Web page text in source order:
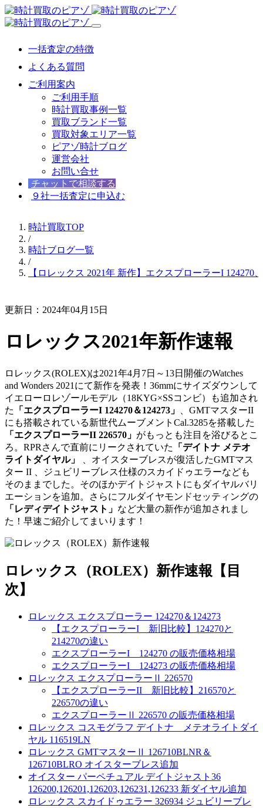
一括査定の特徴
よくある質問
ご利用案内
ご利用手順
時計買取事例一覧
買取ブランド一覧
買取対象エリア一覧
ピアゾ時計ブログ
運営会社
お問い合せ
チャットで相談する
９社一括査定に申込む
時計買取TOP
/
時計ブログ一覧
/
【ロレックス 2021年 新作】エクスプローラーI
更新日：2024年04月15日
ロレックス2021年新作速報
ロレックス(ROLEX)は2021年4月7日～13日開催のWatches
and Wonders 2021にて新作を発表！36mmにサイズダウンして
イエローロレゾールモデル（18KYG×SSコンビ）も追加され
た
「エクスプローラーI 124270＆124273」
、GMTマスターII
にも搭載されている新世代ムーブメントCal.3285を搭載した
「エクスプローラーII 226570」 がもっとも注目を浴びるとこ
ろ。RPRさんで直前にリークされていた
「デイトナ メテオ
ライトダイヤル」
、オイスターブレスが復活したGMTマス
ター II 、ジュビリーブレス仕様のスカイドゥエラーなども
そのままでした。そのほかデイトジャストにもダイヤルバリ
エーションを追加。さらにフルダイヤモンドセッティングの
「レディデイトジャスト」 など大量の新作が追加されまし
た！早速ご紹介してまいります！
ロレックス（ROLEX）新作速報【目
次】
ロレックス エクスプローラー 124270＆124273
【エクスプローラーI 新旧比較】124270と
214270の違い
エクスプローラーI 124270 の販売価格相場
エクスプローラーI 124273 の販売価格相場
ロレックス エクスプローラーⅡ 226570
【エクスプローラーII 新旧比較】216570と
226570の違い
エクスプローラーⅡ 226570 の販売価格相場
ロレックス コスモグラフ デイトナ メテオライトダイ
ヤル 116519LN
ロレックス GMTマスターⅡ 126710BLNR＆
126710BLRO オイスターブレス追加
オイスター パーペチュアル デイトジャスト36
126200,126201,126203,126231,126233 新ダイヤル追加
ロレックス スカイドゥエラー 326934 ジュビリーブレ